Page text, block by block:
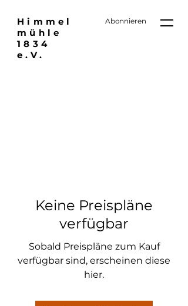
Himmel
mühle
1834
e.V.
Abonnieren
Keine Preispläne
verfügbar
Sobald Preispläne zum Kauf
verfügbar sind, erscheinen diese
hier.